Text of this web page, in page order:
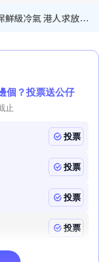
內地客歎港人唔識老！揭港鐵保鮮級冷氣 港人求放過：咪投訴